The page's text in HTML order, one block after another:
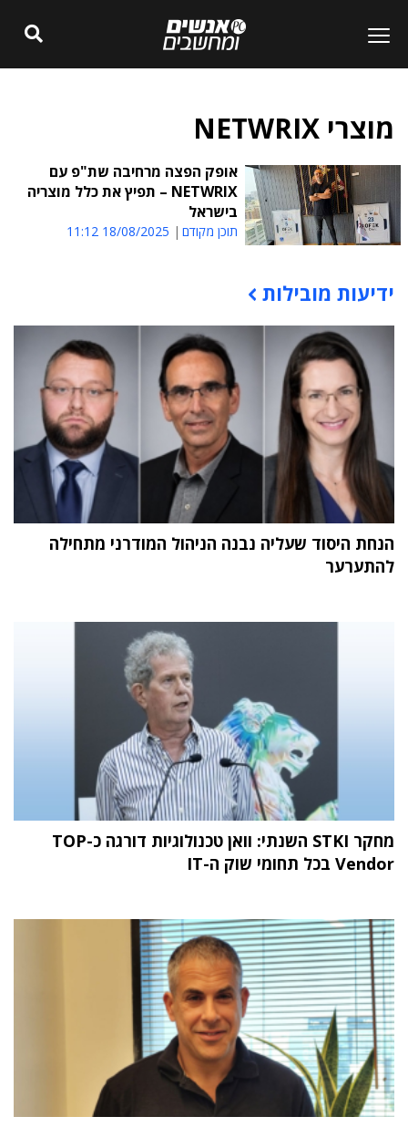
מוצרי NETWRIX
אופק הפצה מרחיבה שת"פ עם
NETWRIX – תפיץ את כלל מוצריה
בישראל
תוכן מקודם 18/08/2025 11:12
תוכן פרסומי
ידיעות מובילות
הנחת היסוד שעליה נבנה הניהול המודרני מתחילה
להתערער
מחקר STKI השנתי: וואן טכנולוגיות דורגה כ-TOP
Vendor בכל תחומי שוק ה-IT